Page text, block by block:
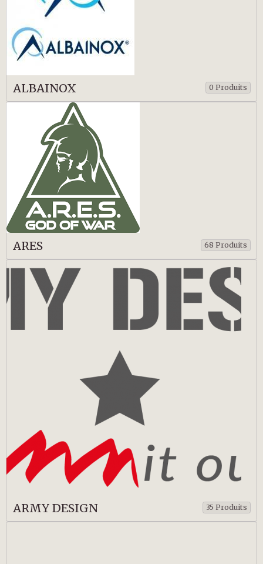
ALBAINOX 0 Produits
ARES 68 Produits
ARMY DESIGN 35 Produits